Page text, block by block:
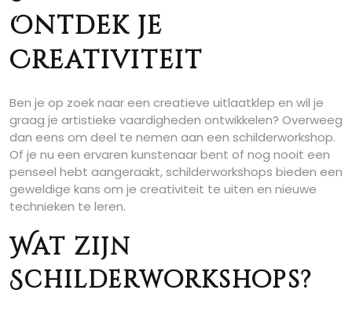
Ontdek je
Creativiteit
Ben je op zoek naar een creatieve uitlaatklep en wil je
graag je artistieke vaardigheden ontwikkelen? Overweeg
dan eens om deel te nemen aan een schilderworkshop.
Of je nu een ervaren kunstenaar bent of nog nooit een
penseel hebt aangeraakt, schilderworkshops bieden een
geweldige kans om je creativiteit te uiten en nieuwe
technieken te leren.
Wat zijn
Schilderworkshops?